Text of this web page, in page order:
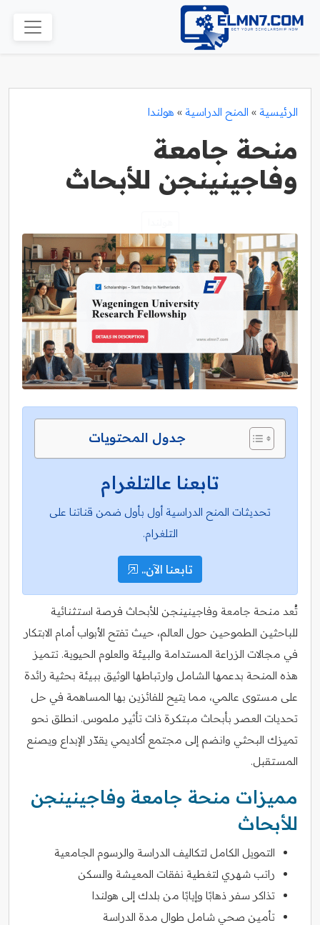
الرئيسية » المنح الدراسية » هولندا
منحة جامعة
وفاجينينجن للأبحاث
جدول المحتويات
تابعنا عالتلغرام
تحديثات المنح الدراسية أول بأول ضمن قناتنا على
التلغرام.
تابعنا الآن..
تُعد منحة جامعة وفاجينينجن للأبحاث فرصة استثنائية
للباحثين الطموحين حول العالم، حيث تفتح الأبواب أمام الابتكار
في مجالات الزراعة المستدامة والبيئة والعلوم الحيوية. تتميز
هذه المنحة بدعمها الشامل وارتباطها الوثيق ببيئة بحثية رائدة
على مستوى عالمي، مما يتيح للفائزين بها المساهمة في حل
تحديات العصر بأبحاث مبتكرة ذات تأثير ملموس. انطلق نحو
تميزك البحثي وانضم إلى مجتمع أكاديمي يقدّر الإبداع ويصنع
المستقبل.
مميزات منحة جامعة وفاجينينجن
للأبحاث
التمويل الكامل لتكاليف الدراسة والرسوم الجامعية
راتب شهري لتغطية نفقات المعيشة والسكن
تذاكر سفر ذهابًا وإيابًا من بلدك إلى هولندا
تأمين صحي شامل طوال مدة الدراسة